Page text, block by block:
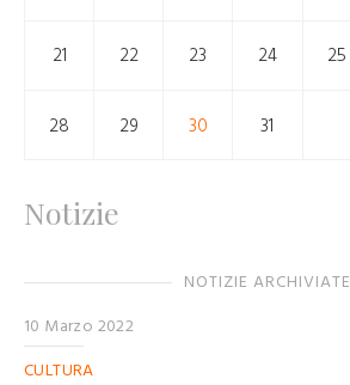
21 22 23 24 25
28 29 30 31
Notizie
NOTIZIE ARCHIVIATE
10 Marzo 2022
CULTURA